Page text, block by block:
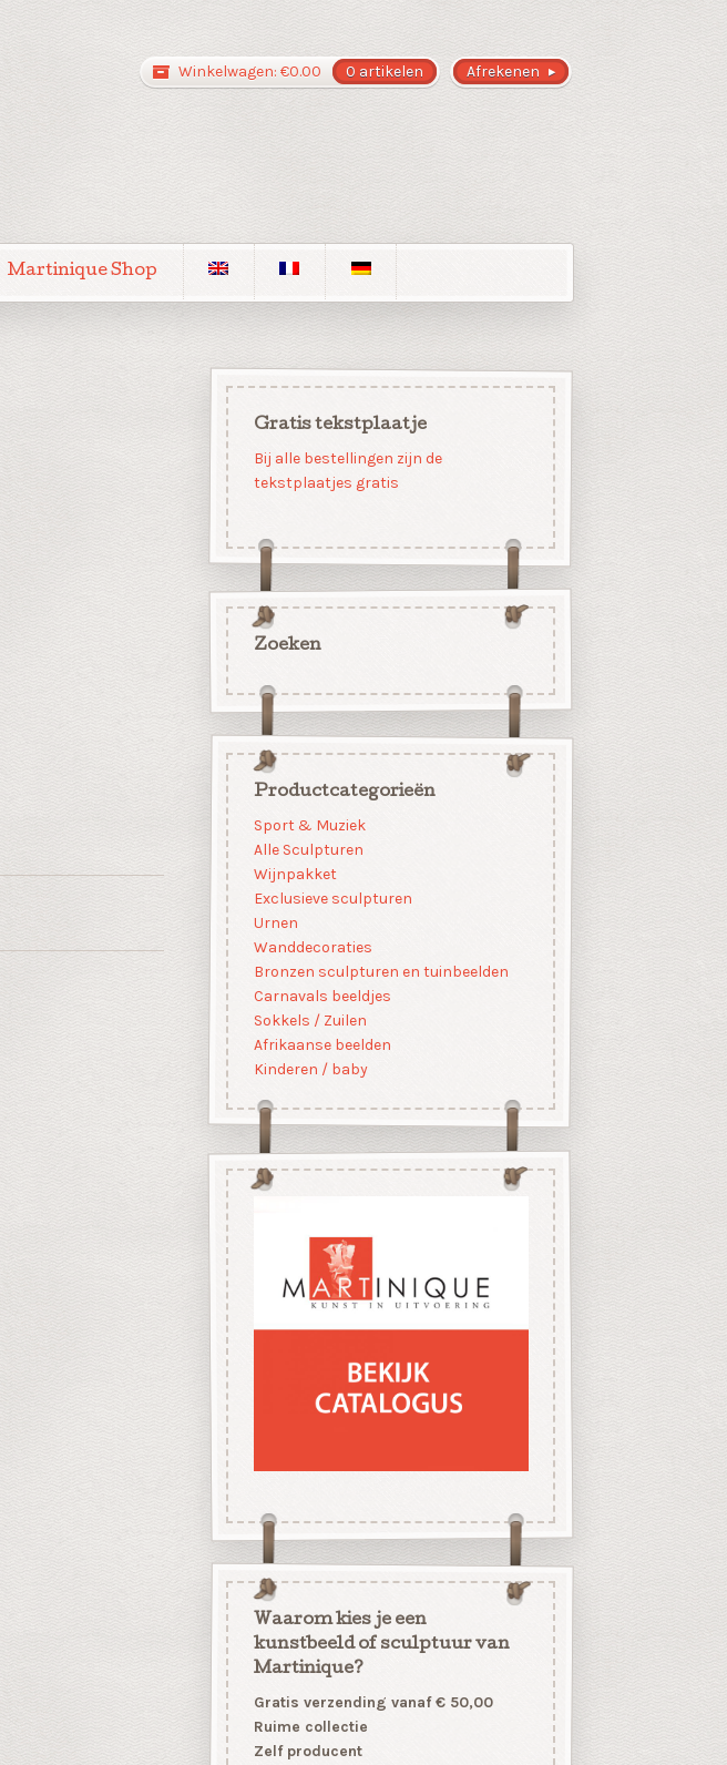
Afrekenen
Winkelwagen: €0.00 0 artikelen
Martinique Shop
Gratis tekstplaatje
Bij alle bestellingen zijn de
tekstplaatjes gratis
Zoeken
Productcategorieën
Sport & Muziek
Alle Sculpturen
Wijnpakket
Exclusieve sculpturen
Urnen
Wanddecoraties
Bronzen sculpturen en tuinbeelden
Carnavals beeldjes
Sokkels / Zuilen
Afrikaanse beelden
Kinderen / baby
Waarom kies je een
kunstbeeld of sculptuur van
Martinique?
Gratis verzending vanaf € 50,00
Ruime collectie
Zelf producent